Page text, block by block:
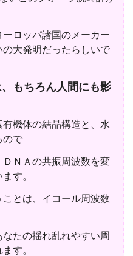
ロッパ諸国のメーカー
大発明だったらしいで
もちろん人間にも影
機体の結晶構造と、水
ので
ＮＡの共振周波数を変
す。
とは、イコール周波数
たの揺れ乱れやすい周
す。